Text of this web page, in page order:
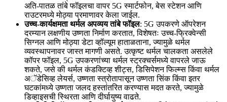
अति-पातळ तांबे फॉइलचा वापर 5G स्मार्टफोन, बेस स्टेशन आणि
राउटरमध्ये मोठ्या प्रमाणावर केला जाईल.
उच्च-कार्यक्षमता थर्मल अपव्यय तांबे फॉइल: 5G उपकरणे ऑपरेशन
दरम्यान लक्षणीय उष्णता निर्माण करतात, विशेषतः उच्च-फ्रिक्वेन्सी
सिग्नल आणि मोठ्या डेटा व्हॉल्यूम हाताळताना, ज्यामुळे थर्मल
व्यवस्थापनावर जास्त मागणी असते. उत्कृष्ट थर्मल चालकता असलेले
कॉपर फॉइल, 5G उपकरणांच्या थर्मल स्ट्रक्चर्समध्ये वापरले जाऊ
शकते, जसे की थर्मल कंडक्टिव्ह शीट्स, डिसिपेशन फिल्म्स किंवा थर्मल
अॅडेसिव्ह लेयर्स, उष्णता स्त्रोतापासून उष्णता सिंक किंवा इतर
घटकांमध्ये उष्णता जलद हस्तांतरित करण्यास मदत करते, ज्यामुळे
डिव्हाइसची स्थिरता आणि दीर्घायुष्य वाढते.